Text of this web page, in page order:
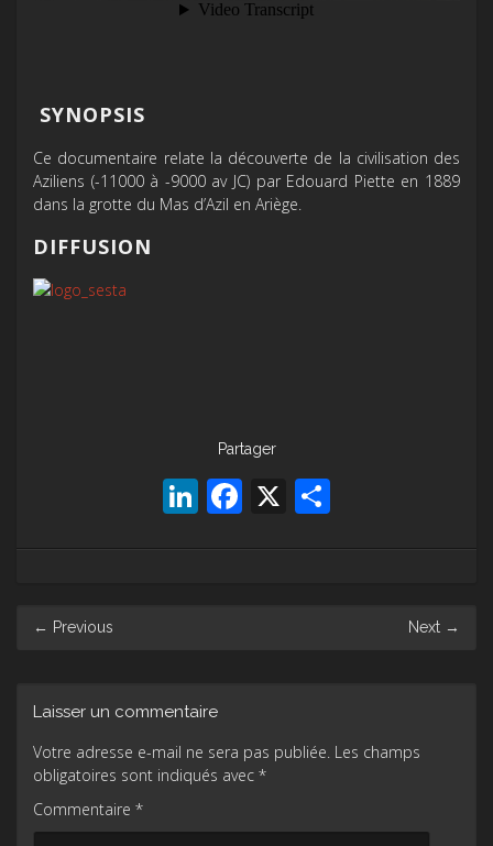
SYNOPSIS
Ce documentaire relate la découverte de la civilisation des
Aziliens (-11000 à -9000 av JC) par Edouard Piette en 1889
dans la grotte du Mas d’Azil en Ariège.
DIFFUSION
Partager
LinkedIn
Facebook
X
navigation
← Previous Next →
Laisser un commentaire
Votre adresse e-mail ne sera pas publiée. Les champs
obligatoires sont indiqués avec *
Commentaire *